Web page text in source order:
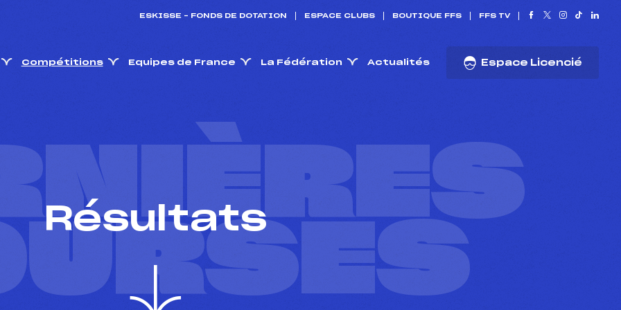
ESKISSE – FONDS DE DOTATION ESPACE CLUBS BOUTIQUE FFS FFS TV
Compétitions Equipes de France La Fédération Actualités Espace Licencié
Résultats